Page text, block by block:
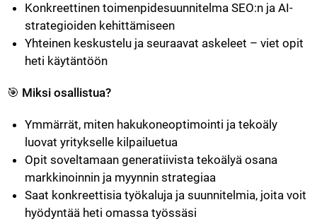
Konkreettinen toimenpidesuunnitelma SEO:n ja AI-
strategioiden kehittämiseen
Yhteinen keskustelu ja seuraavat askeleet – viet opit
heti käytäntöön
🎯 Miksi osallistua?
Ymmärrät, miten hakukoneoptimointi ja tekoäly
luovat yritykselle kilpailuetua
Opit soveltamaan generatiivista tekoälyä osana
markkinoinnin ja myynnin strategiaa
Saat konkreettisia työkaluja ja suunnitelmia, joita voit
hyödyntää heti omassa työssäsi